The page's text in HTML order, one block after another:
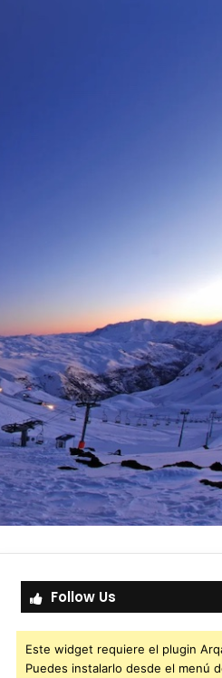
Follow Us
Este widget requiere el plugin
Puedes instalarlo desde el menú